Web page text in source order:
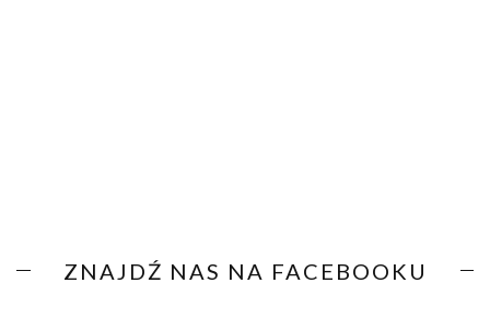
ZNAJDŹ NAS NA FACEBOOKU